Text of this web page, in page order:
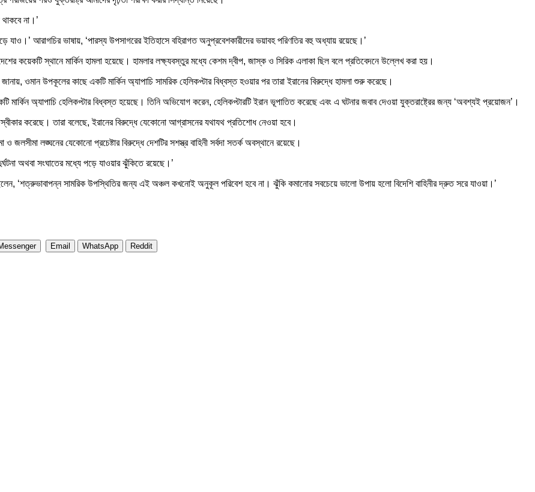
না।’
যাও।’ আরাগচির ভাষায়, ‘পারস্য উপসাগরের ইতিহাসে বহিরাগত অনুপ্রবেশকারীদের ভয়াবহ পরিণতির বহু অধ্যায় রয়েছে।’
কয়েকটি স্থানে মার্কিন হামলা হয়েছে। হামলার লক্ষ্যবস্তুর মধ্যে কেশম দ্বীপ, জাস্ক ও সিরিক এলাকা ছিল বলে প্রতিবেদনে উল্লেখ করা হয়।
ওমান উপকূলের কাছে একটি মার্কিন অ্যাপাচি সামরিক হেলিকপ্টার বিধ্বস্ত হওয়ার পর তারা ইরানের বিরুদ্ধে হামলা শুরু করেছে।
মার্কিন অ্যাপাচি হেলিকপ্টার বিধ্বস্ত হয়েছে। তিনি অভিযোগ করেন, হেলিকপ্টারটি ইরান ভূপাতিত করেছে এবং এ ঘটনার জবাব দেওয়া যুক্তরাষ্ট্রের জন্য ‘অবশ্যই প্রয়োজন’।
করেছে। তারা বলেছে, ইরানের বিরুদ্ধে যেকোনো আগ্রাসনের যথাযথ প্রতিশোধ নেওয়া হবে।
লঙ্ঘনের যেকোনো প্রচেষ্টার বিরুদ্ধে দেশটির সশস্ত্র বাহিনী সর্বদা সতর্ক অবস্থানে রয়েছে।
অথবা সংঘাতের মধ্যে পড়ে যাওয়ার ঝুঁকিতে রয়েছে।’
‘শত্রুভাবাপন্ন সামরিক উপস্থিতির জন্য এই অঞ্চল কখনোই অনুকূল পরিবেশ হবে না। ঝুঁকি কমানোর সবচেয়ে ভালো উপায় হলো বিদেশি বাহিনীর দ্রুত সরে যাওয়া।’
Email WhatsApp Reddit